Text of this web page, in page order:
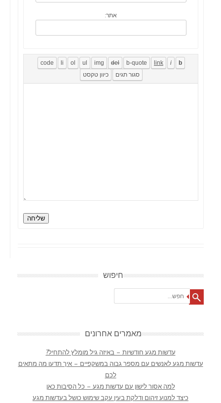
אתר:
שליחה
חיפוש
מאמרים אחרונים
עדשות מגע חודשיות – באיזה גיל מומלץ להתחיל?
עדשות מגע לאנשים עם מספר גבוה במשקפיים – איך תדעו מה מתאים
לכם
למה אסור לישון עם עדשות מגע – כל הסיבות כאן
כיצד למנוע זיהום ודלקת בעין עקב שימוש כושל בעדשות מגע